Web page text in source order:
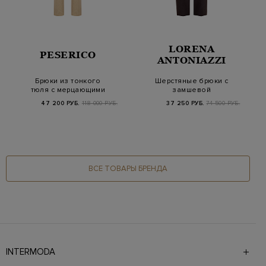
PESERICO
Брюки из тонкого
тюля с мерцающими
пайетка…
47 200 РУБ. 118 000 РУБ.
LORENA
ANTONIAZZI
Шерстяные брюки с
замшевой
на кули…
37 250 РУБ. 74 500 РУБ.
ВСЕ ТОВАРЫ БРЕНДА
INTERMODA